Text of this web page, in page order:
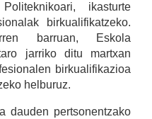
ikasturte
birkualifikatzeko.
barruan, Eskola
jarriko ditu martxan
birkualifikazioa
helburuz.
dauden pertsonentzako